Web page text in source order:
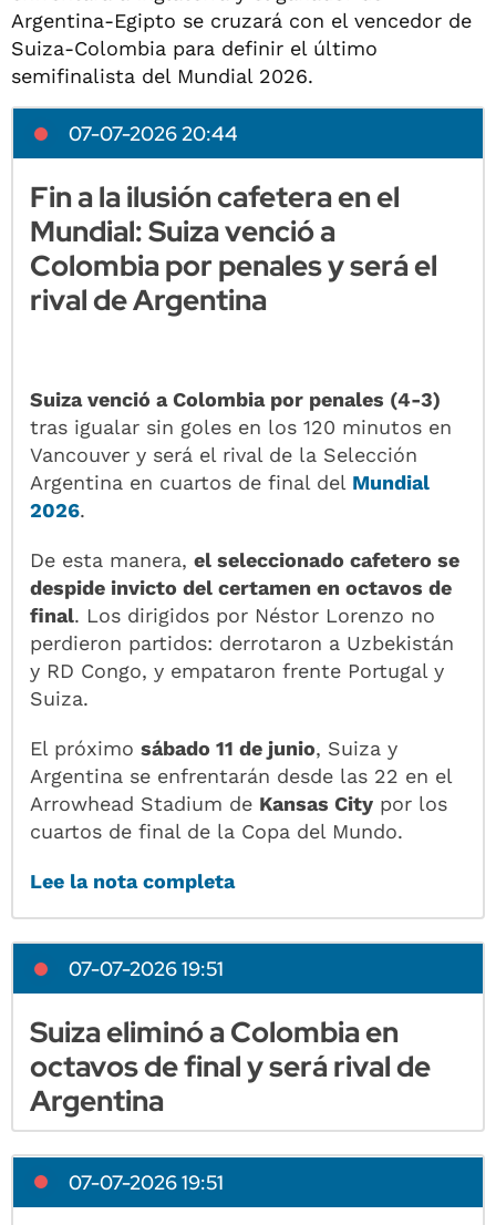
Argentina-Egipto se cruzará con el vencedor de
Suiza-Colombia para definir el último
semifinalista del Mundial 2026.
07-07-2026 20:44
Fin a la ilusión cafetera en el
Mundial: Suiza venció a
Colombia por penales y será el
rival de Argentina
Suiza venció a Colombia por penales (4-3)
tras igualar sin goles en los 120 minutos en
Vancouver y será el rival de la Selección
Argentina en cuartos de final del Mundial
2026.
De esta manera,el seleccionado cafetero se
despide invicto del certamen en octavos de
final. Los dirigidos por Néstor Lorenzo no
perdieron partidos: derrotaron a Uzbekistán
y RD Congo, y empataron frente Portugal y
Suiza.
El próximosábado 11 de junio, Suiza y
Argentina se enfrentarán desde las 22 en el
Arrowhead Stadium de Kansas City por los
cuartos de final de la Copa del Mundo.
Lee la nota completa
07-07-2026 19:51
Suiza eliminó a Colombia en
octavos de final y será rival de
Argentina
07-07-2026 19:51